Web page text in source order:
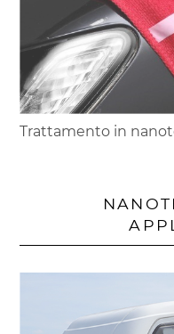
Trattamento in